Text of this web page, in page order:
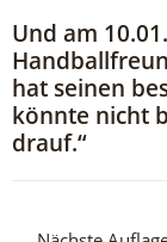
Und am
hat seinen
könnte nicht
drauf.“